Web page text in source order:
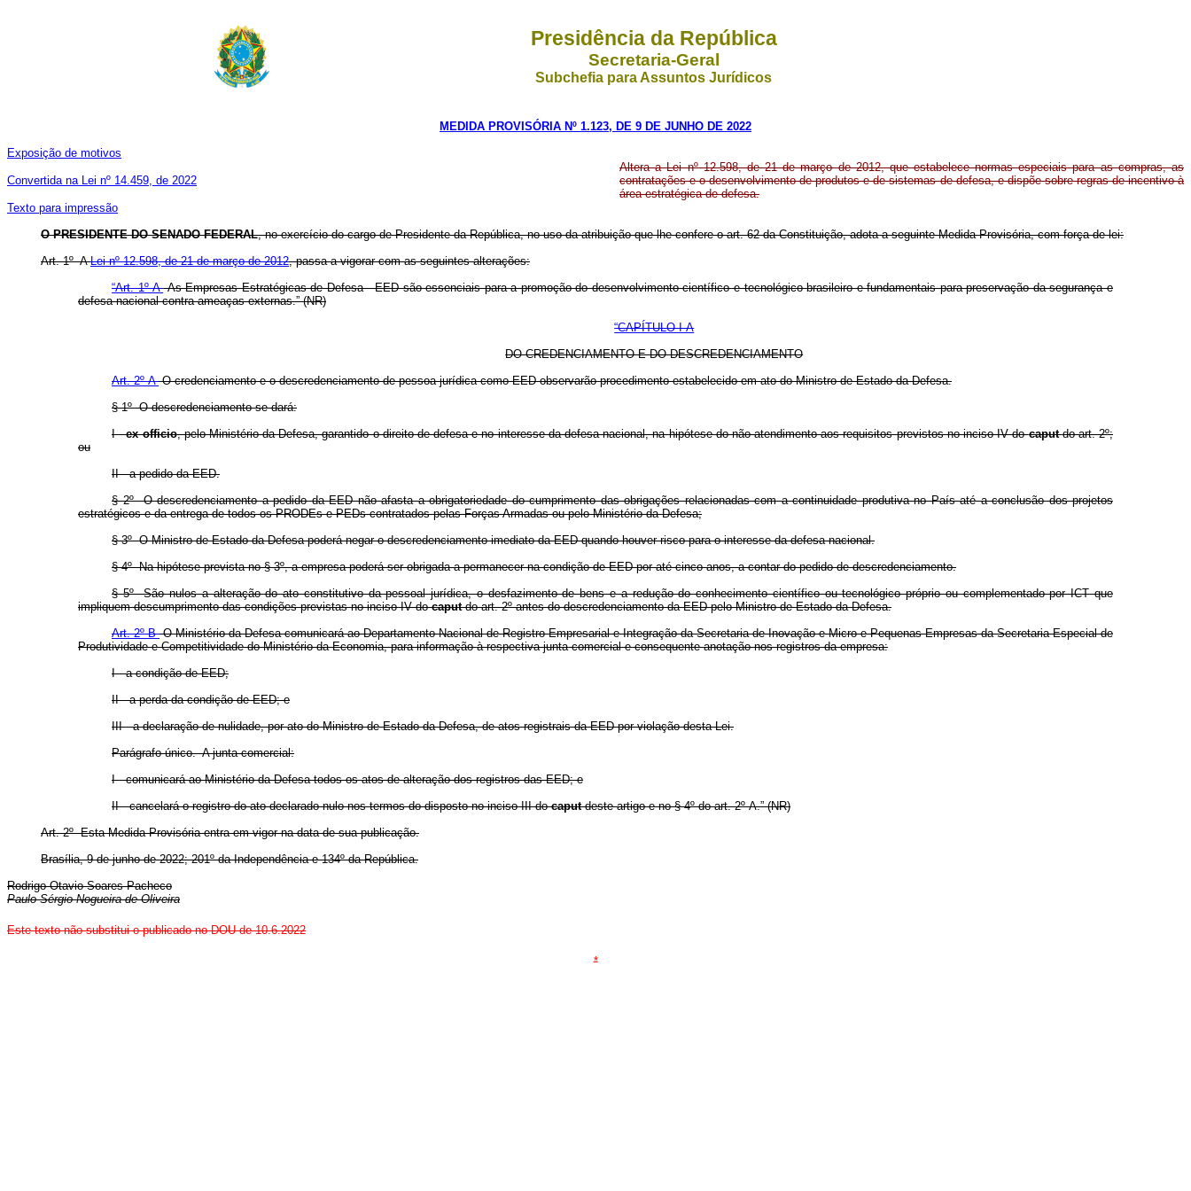
Presidência da República
Secretaria-Geral
Subchefia para Assuntos Jurídicos
MEDIDA PROVISÓRIA Nº 1.123, DE 9 DE JUNHO DE 2022
Exposição de motivos
Convertida na Lei nº 14.459, de 2022
Texto para impressão
Altera a Lei nº 12.598, de 21 de março de 2012, que estabelece normas especiais para as compras, as
contratações e o desenvolvimento de produtos e de sistemas de defesa, e dispõe sobre regras de incentivo à
área estratégica de defesa.
O PRESIDENTE DO SENADO FEDERAL, no exercício do cargo de Presidente da República, no uso da atribuição que lhe confere o art. 62 da Constituição, adota a seguinte Medida Provisória, com força de lei:
Art. 1º ALei nº 12.598, de 21 de março de 2012, passa a vigorar com as seguintes alterações:
“Art. 1º-AAs Empresas Estratégicas de Defesa - EED são essenciais para a promoção do desenvolvimento científico e tecnológico brasileiro e fundamentais para preservação da segurança e
defesa nacional contra ameaças externas.” (NR)
“CAPÍTULO I-A
DO CREDENCIAMENTO E DO DESCREDENCIAMENTO
Art. 2º-AO credenciamento e o descredenciamento de pessoa jurídica como EED observarão procedimento estabelecido em ato do Ministro de Estado da Defesa.
§ 1º O descredenciamento se dará:
I -ex officio, pelo Ministério da Defesa, garantido o direito de defesa e no interesse da defesa nacional, na hipótese do não atendimento aos requisitos previstos no inciso IV docaputdo art. 2º;
ou
II - a pedido da EED.
§ 2º O descredenciamento a pedido da EED não afasta a obrigatoriedade do cumprimento das obrigações relacionadas com a continuidade produtiva no País até a conclusão dos projetos
estratégicos e da entrega de todos os PRODEs e PEDs contratados pelas Forças Armadas ou pelo Ministério da Defesa;
§ 3ºO Ministro de Estado da Defesa poderá negar o descredenciamento imediato da EED quando houver risco para o interesse da defesa nacional.
§ 4º Na hipótese prevista no § 3º, a empresa poderá ser obrigada a permanecer na condição de EED por até cinco anos, a contar do pedido de descredenciamento.
§ 5º São nulos a alteração do ato constitutivo da pessoal jurídica, o desfazimento de bens e a redução do conhecimento científico ou tecnológico próprio ou complementado por ICT que
impliquem descumprimento das condições previstas no inciso IV docaputdo art. 2º antes do descredenciamento da EED pelo Ministro de Estado da Defesa.
Art. 2º-BO Ministério da Defesa comunicará ao Departamento Nacional de Registro Empresarial e Integração da Secretaria de Inovação e Micro e Pequenas Empresas da Secretaria Especial de
Produtividade e Competitividade do Ministério da Economia, para informação à respectiva junta comercial e consequente anotação nos registros da empresa:
I - a condição de EED;
II - a perda da condição de EED; e
III - a declaração de nulidade, por ato do Ministro de Estado da Defesa, de atos registrais da EED por violação desta Lei.
Parágrafo único. A junta comercial:
I - comunicará ao Ministério da Defesa todos os atos de alteração dos registros das EED; e
II - cancelará o registro do ato declarado nulo nos termos do disposto no inciso III docaputdeste artigo e no § 4º do art. 2º-A.” (NR)
Art. 2º Esta Medida Provisória entra em vigor na data de sua publicação.
Brasília, 9 de junho de 2022; 201º da Independência e 134º da República.
Rodrigo Otavio Soares Pacheco
Paulo Sérgio Nogueira de Oliveira
Este texto não substitui o publicado no DOU de 10.6.2022
*